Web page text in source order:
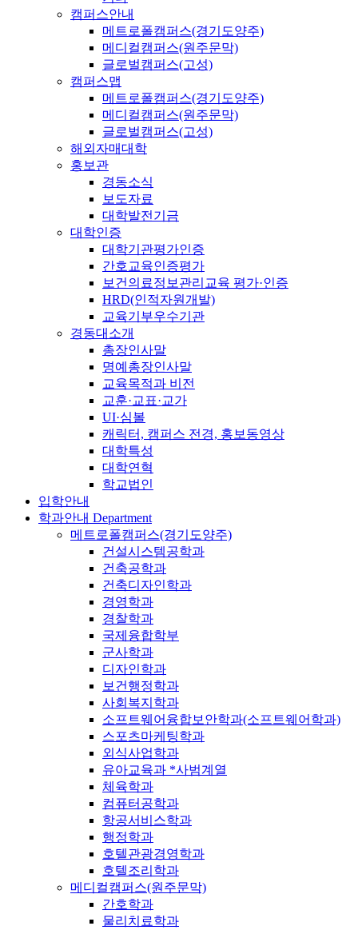
캠퍼스안내
메트로폴캠퍼스(경기도양주)
메디컬캠퍼스(원주문막)
글로벌캠퍼스(고성)
캠퍼스맵
메트로폴캠퍼스(경기도양주)
메디컬캠퍼스(원주문막)
글로벌캠퍼스(고성)
해외자매대학
홍보관
경동소식
보도자료
대학발전기금
대학인증
대학기관평가인증
간호교육인증평가
보건의료정보관리교육 평가·인증
HRD(인적자원개발)
교육기부우수기관
경동대소개
총장인사말
명예총장인사말
교육목적과 비전
교훈·교표·교가
UI·심볼
캐릭터, 캠퍼스 전경, 홍보동영상
대학특성
대학연혁
학교법인
입학안내
학과안내 Department
메트로폴캠퍼스(경기도양주)
건설시스템공학과
건축공학과
건축디자인학과
경영학과
경찰학과
국제융합학부
군사학과
디자인학과
보건행정학과
사회복지학과
소프트웨어융합보안학과(소프트웨어학과)
스포츠마케팅학과
외식사업학과
유아교육과 *사범계열
체육학과
컴퓨터공학과
항공서비스학과
행정학과
호텔관광경영학과
호텔조리학과
메디컬캠퍼스(원주문막)
간호학과
물리치료학과